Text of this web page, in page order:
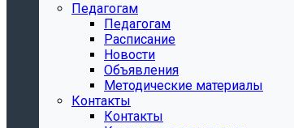
Педагогам
Педагогам
Расписание
Новости
Объявления
Методические материалы
Контакты
Контакты